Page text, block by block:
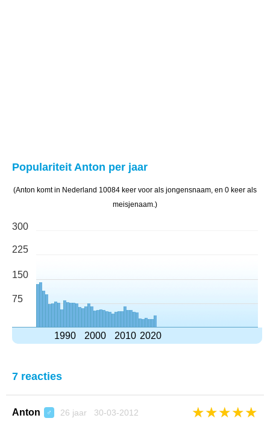
Populariteit Anton per jaar
(Anton komt in Nederland 10084 keer voor als jongensnaam, en 0 keer als
meisjenaam.)
300
225
150
75
1990 2000 2010 2020
7 reacties
Anton ♂ 26 jaar 30-03-2012 ★★★★★